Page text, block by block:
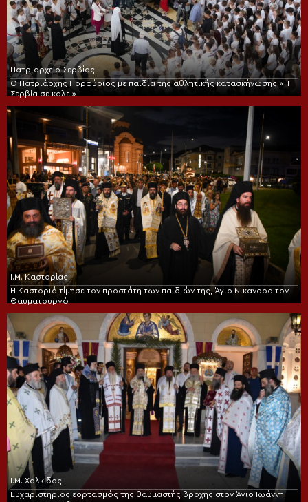
Πατριαρχείο Σερβίας
Ο Πατριάρχης Πορφύριος με παιδιά της αθλητικής κατασκήνωσης «Η
Σερβία σε καλεί»
Ι.Μ. Καστορίας
Η Καστοριά τίμησε τον προστάτη των παιδιών της, Άγιο Νικάνορα τον
Θαυματουργό
Ι.Μ. Χαλκίδος
Ευχαριστήριος εορτασμός της θαυμαστής βροχής στον Άγιο Ιωάννη